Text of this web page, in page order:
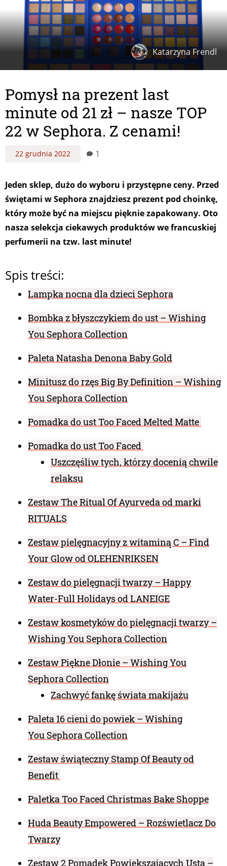
Katarzyna Frendl
Pomysł na prezent last
minute od 21 zł – nasze TOP
22 w Sephora. Z cenami!
22 grudnia 2022 1
Jeden sklep, dużo do wyboru i przystępne ceny. Przed
świętami w Sephora znajdziesz prezent pod choinkę,
który może być na miejscu pięknie zapakowany. Oto
nasza selekcja ciekawych produktów we francuskiej
perfumerii na tzw. last minute!
Spis treści:
Lampka nocna dla dzieci Sephora
Bombka z błyszczykiem do ust – Wishing
You Sephora Collection
Paleta Natasha Denona Baby Gold
Minitusz do rzęs Big By Definition – Wishing
You Sephora Collection
Pomadka do ust Too Faced Melted Matte
Pomadka do ust Too Faced
Uszczęśliw tych, którzy docenią chwile
relaksu
Zestaw The Ritual Of Ayurveda od marki
RITUALS
Zestaw pielęgnacyjny z witaminą C – Find
Your Glow od OLEHENRIKSEN
Zestaw do pielęgnacji twarzy – Happy
Water-Full Holidays od LANEIGE
Zestaw kosmetyków do pielęgnacji twarzy –
Wishing You Sephora Collection
Zestaw Piękne Dłonie – Wishing You
Sephora Collection
Zachwyć fankę świata makijażu
Paleta 16 cieni do powiek – Wishing
You Sephora Collection
Zestaw świąteczny Stamp Of Beauty od
Benefit
Paletka Too Faced Christmas Bake Shoppe
Huda Beauty Empowered – Rozświetlacz Do
Twarzy
Zestaw 2 Pomadek Powiększających Usta –